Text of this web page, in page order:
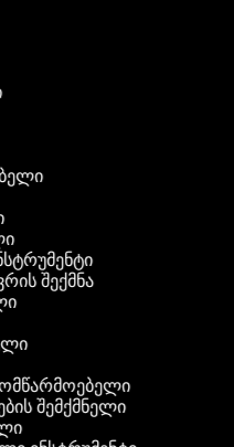
შექმნა
შემქმნელი